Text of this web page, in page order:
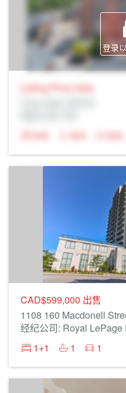
登录
Listing Price Sale
N/A
N/A N/A
CAD$599,000 出售
1108 160 Macdonell
经纪公司: Royal
1+1
1 1